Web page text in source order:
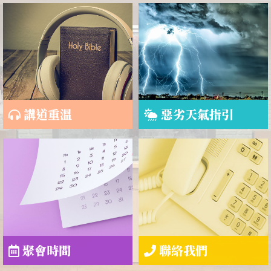
講道重溫 惡劣天氣指引
聚會時間 聯絡我們